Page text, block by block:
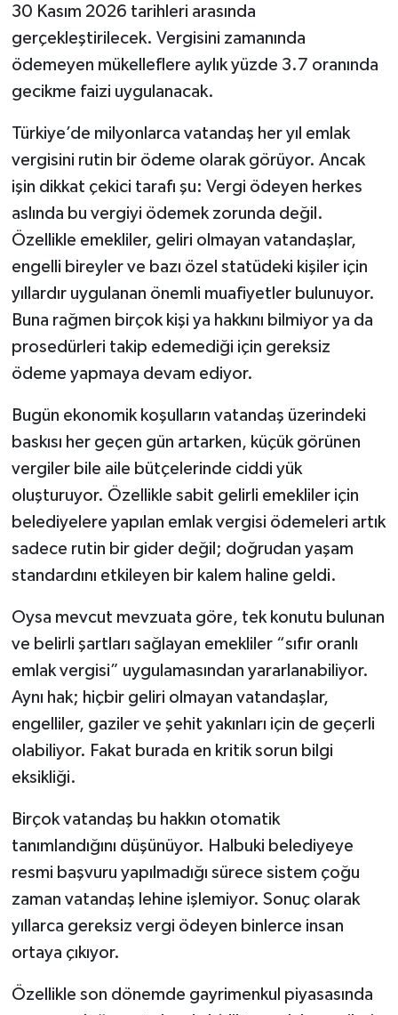
30 Kasım 2026 tarihleri arasında
gerçekleştirilecek. Vergisini zamanında
ödemeyen mükelleflere aylık yüzde 3.7 oranında
gecikme faizi uygulanacak.
Türkiye’de milyonlarca vatandaş her yıl emlak
vergisini rutin bir ödeme olarak görüyor. Ancak
işin dikkat çekici tarafı şu: Vergi ödeyen herkes
aslında bu vergiyi ödemek zorunda değil.
Özellikle emekliler, geliri olmayan vatandaşlar,
engelli bireyler ve bazı özel statüdeki kişiler için
yıllardır uygulanan önemli muafiyetler bulunuyor.
Buna rağmen birçok kişi ya hakkını bilmiyor ya da
prosedürleri takip edemediği için gereksiz
ödeme yapmaya devam ediyor.
Bugün ekonomik koşulların vatandaş üzerindeki
baskısı her geçen gün artarken, küçük görünen
vergiler bile aile bütçelerinde ciddi yük
oluşturuyor. Özellikle sabit gelirli emekliler için
belediyelere yapılan emlak vergisi ödemeleri artık
sadece rutin bir gider değil; doğrudan yaşam
standardını etkileyen bir kalem haline geldi.
Oysa mevcut mevzuata göre, tek konutu bulunan
ve belirli şartları sağlayan emekliler “sıfır oranlı
emlak vergisi” uygulamasından yararlanabiliyor.
Aynı hak; hiçbir geliri olmayan vatandaşlar,
engelliler, gaziler ve şehit yakınları için de geçerli
olabiliyor. Fakat burada en kritik sorun bilgi
eksikliği.
Birçok vatandaş bu hakkın otomatik
tanımlandığını düşünüyor. Halbuki belediyeye
resmi başvuru yapılmadığı sürece sistem çoğu
zaman vatandaş lehine işlemiyor. Sonuç olarak
yıllarca gereksiz vergi ödeyen binlerce insan
ortaya çıkıyor.
Özellikle son dönemde gayrimenkul piyasasında